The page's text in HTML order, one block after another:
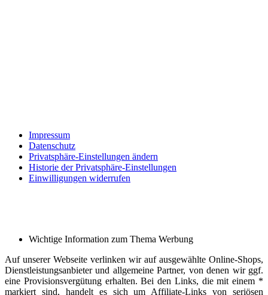
Impressum
Datenschutz
Privatsphäre-Einstellungen ändern
Historie der Privatsphäre-Einstellungen
Einwilligungen widerrufen
Wichtige Information zum Thema Werbung
Auf unserer Webseite verlinken wir auf ausgewählte Online-Shops,
Dienstleistungsanbieter und allgemeine Partner, von denen wir ggf.
eine Provisionsvergütung erhalten. Bei den Links, die mit einem *
markiert sind, handelt es sich um Affiliate-Links von seriösen